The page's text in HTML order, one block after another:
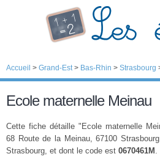
Accueil > Grand-Est> Bas-Rhin > Strasbourg
Ecole maternelle Meinau
Cette fiche détaille "Ecole maternelle
68 Route de la Meinau, 67100
Strasbourg, et dont le code est 0670461M .